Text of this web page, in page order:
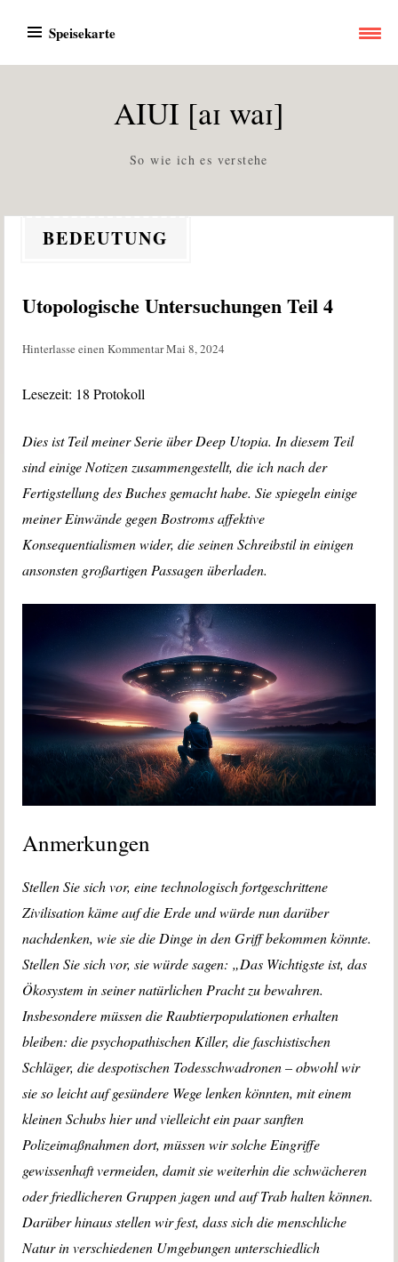
Inhalt
springen
Speisekarte
AIUI [aɪ waɪ]
So wie ich es verstehe
BEDEUTUNG
Utopologische Untersuchungen Teil 4
Hinterlasse einen KommentarMai 8, 2024
Lesezeit: 18 Protokoll
Dies ist Teil meiner Serie über Deep Utopia. In diesem Teil
sind einige Notizen zusammengestellt, die ich nach der
Fertigstellung des Buches gemacht habe. Sie spiegeln einige
meiner Einwände gegen Bostroms affektive
Konsequentialismen wider, die seinen Schreibstil in einigen
ansonsten großartigen Passagen überladen.
Anmerkungen
Stellen Sie sich vor, eine technologisch fortgeschrittene
Zivilisation käme auf die Erde und würde nun darüber
nachdenken, wie sie die Dinge in den Griff bekommen könnte.
Stellen Sie sich vor, sie würde sagen: „Das Wichtigste ist, das
Ökosystem in seiner natürlichen Pracht zu bewahren.
Insbesondere müssen die Raubtierpopulationen erhalten
bleiben: die psychopathischen Killer, die faschistischen
Schläger, die despotischen Todesschwadronen – obwohl wir
sie so leicht auf gesündere Wege lenken könnten, mit einem
kleinen Schubs hier und vielleicht ein paar sanften
Polizeimaßnahmen dort, müssen wir solche Eingriffe
gewissenhaft vermeiden, damit sie weiterhin die schwächeren
oder friedlicheren Gruppen jagen und auf Trab halten können.
Darüber hinaus stellen wir fest, dass sich die menschliche
Natur in verschiedenen Umgebungen unterschiedlich